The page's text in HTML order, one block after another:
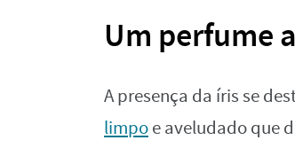
Um perfume
A presença da íris se
limpoe aveludado que